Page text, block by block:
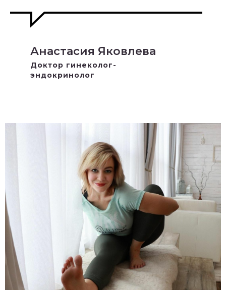
Анастасия Яковлева
Доктор гинеколог-
эндокринолог